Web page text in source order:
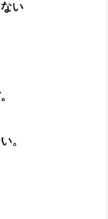
い
。